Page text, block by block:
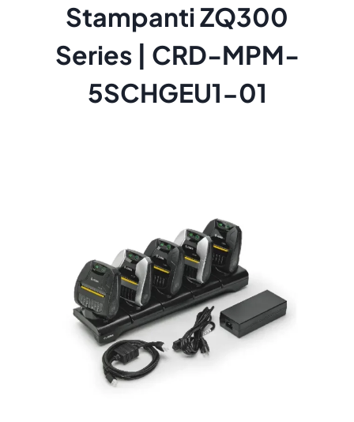
Stampanti ZQ300
Series | CRD-MPM-
5SCHGEU1-01